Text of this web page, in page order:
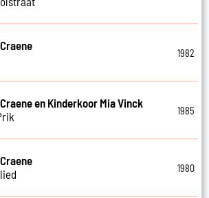
1982
en Kinderkoor Mia Vinck
1985
1980